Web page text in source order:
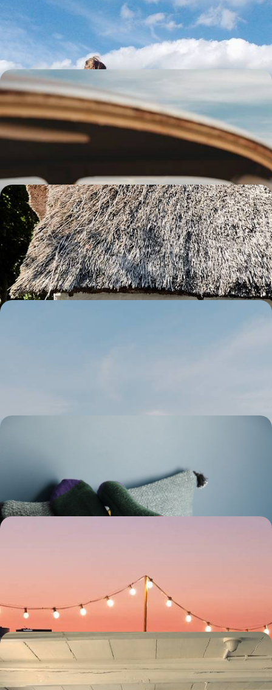
De la péninsule aux îles et jusqu'à Copenhague, explorer en tribu le
pays des Lego® et d’Andersen
11 jours, de 2300 à 3100 €
L'essentiel du Danemark - Road-trip iodé en voiture
électrique
De Copenhague à Horsens en passant par l'île de Fanø, neuf jours pour
se convertir au lifestyle danois
Family trip dans le Jutland et les îles - Le Danemark
en maisons privées
Embarquez les enfants pour un joyeux road-trip à travers un Danemark
sauvage et insulaire
10 jours, de 2400 à 3300 €
11 jours, de 2200 à 3000 €
goûter aux saveurs de la nouvelle cuisine nordique
Copenhague et les îles Féroé - Nature, design et
contrastes scandinaves
Passer d'un monde nordique à un autre, du décor sauvage et